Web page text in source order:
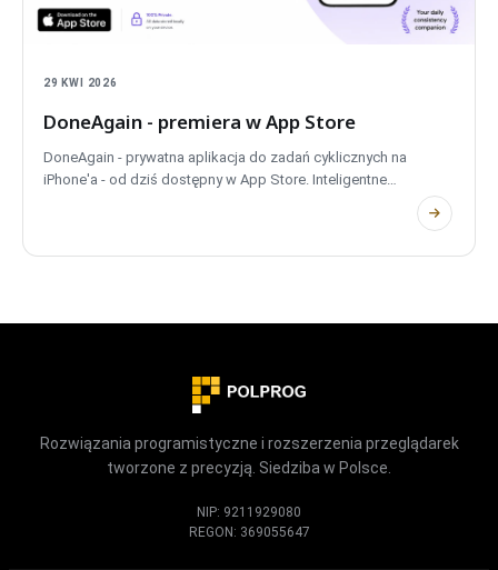
29 KWI 2026
DoneAgain - premiera w App Store
DoneAgain - prywatna aplikacja do zadań cyklicznych na
iPhone'a - od dziś dostępny w App Store. Inteligentne
Rozwiązania programistyczne i rozszerzenia przeglądarek
tworzone z precyzją. Siedziba w Polsce.
NIP: 9211929080
REGON: 369055647